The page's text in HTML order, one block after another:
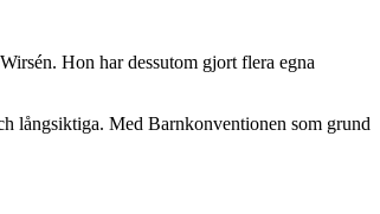
Hon har dessutom gjort flera egna
långsiktiga. Med Barnkonventionen som grund